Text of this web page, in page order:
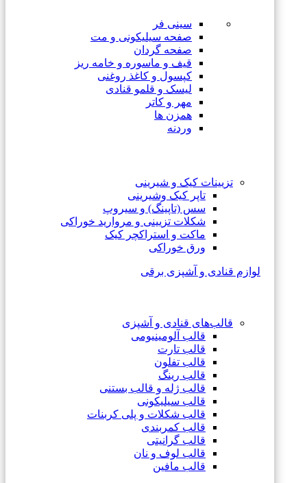
سینی فر
صفحه سیلیکونی و مت
صفحه گردان
قیف و ماسوره و خامه ریز
کپسول و کاغذ روغنی
لیسک و قلمو قنادی
مهر و کاتر
همزن ها
وردنه
تزیینات کیک و شیرینی
تاپر کیک وشیرینی
سس (تاپینگ) و سیروپ
شکلات تزیینی و مروارید خوراکی
ماکت و استراکچر کیک
ورق خوراکی
لوازم قنادی و آشپزی برقی
قالب‌های قنادی و آشپزی
قالب آلومینیومی
قالب تارت
قالب تفلون
قالب رینگ
قالب ژله و قالب بستنی
قالب سیلیکونی
قالب شکلات و پلی کربنات
قالب کمربندی
قالب گرانیتی
قالب لوف و نان
قالب مافین